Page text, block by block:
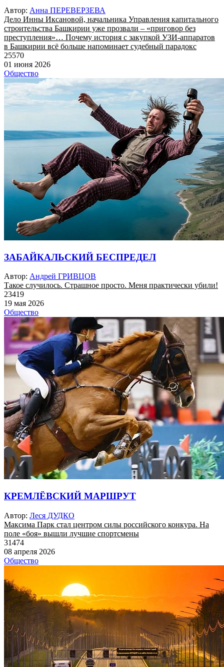
Автор: Анна ПЕРЕВЕРЗЕВА
Дело Инны Иксановой, начальника Управления капитального
строительства Башкирии уже прозвали – «приговор без
преступления»… Почему история с закупкой УЗИ-аппаратов
в Башкирии всё больше напоминает судебный парадокс
25570
01 июня 2026
Общество
ЗАБАЙКАЛЬСКИЙ БЕСПРЕДЕЛ
Автор: Андрей ГРИВЦОВ
Такое случилось. Страшное просто. Меня практически убили!
23419
19 мая 2026
Общество
КРЕМЛЁВСКИЙ МАРШРУТ
Автор: Леся ДУДКО
Максима Парк стал центром силы российского конкура. На
поле «боя» вышли лучшие спортсмены
31474
08 апреля 2026
Общество